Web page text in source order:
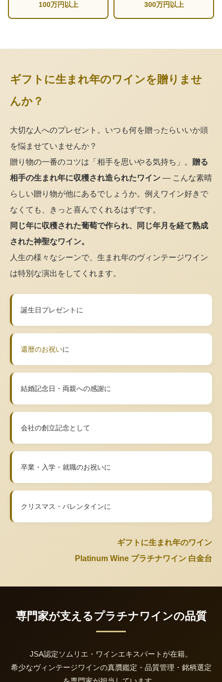
100万円以上 300万円以上
ギフトに生まれ年のワインを贈りませ
んか？
大切な人へのプレゼント。いつも何を贈ったらいいか頭
を悩ませていませんか？
贈り物の一番のコツは「相手を思いやる気持ち」。 贈る
相手の生まれ年に収穫され造られたワイン — こんな素晴
らしい贈り物が他にあるでしょうか。例えワイン好きで
なくても、きっと喜んでくれるはずです。
同じ年に収穫された葡萄で作られ、同じ年月を経て熟成
された神聖なワイン。
人生の様々なシーンで、生まれ年のヴィンテージワイン
は特別な演出をしてくれます。
誕生日プレゼントに
還暦のお祝いに
結婚記念日・両親への感謝に
会社の創立記念として
卒業・入学・就職のお祝いに
クリスマス・バレンタインに
ギフトに生まれ年のワイン
Platinum Wine プラチナワイン 白金台
専門家が支えるプラチナワインの品質
JSA認定ソムリエ・ワインエキスパートが在籍。
希少なヴィンテージワインの真贋鑑定・品質管理・銘柄選定